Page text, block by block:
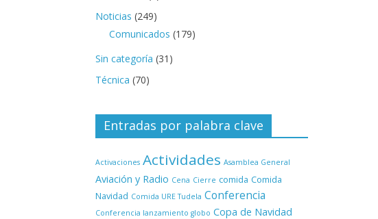
Noticias (249)
Comunicados (179)
Sin categoría (31)
Técnica (70)
Entradas por palabra clave
Activaciones Actividades Asamblea General
Aviación y Radio Cena Cierre comida Comida
Navidad Comida URE Tudela Conferencia
Conferencia lanzamiento globo Copa de Navidad